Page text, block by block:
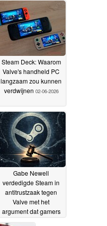
Steam Deck: Waarom
Valve's handheld PC
langzaam zou kunnen
verdwijnen 02-06-2026
Gabe Newell
verdedigde Steam in
antitrustzaak tegen
Valve met het
argument dat gamers
keuzes hebben